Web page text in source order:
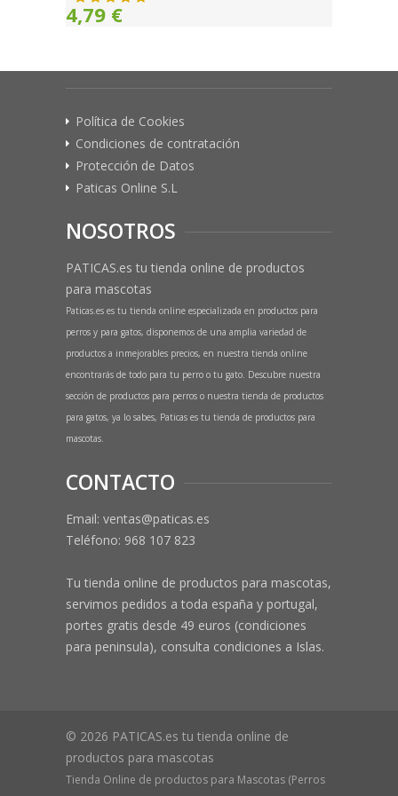
4,79 €
Política de Cookies
Condiciones de contratación
Protección de Datos
Paticas Online S.L
NOSOTROS
PATICAS.es tu tienda online de productos
para mascotas
Paticas.es es tu tienda online especializada en productos para
perros y para gatos, disponemos de una amplia variedad de
productos a inmejorables precios, en nuestra tienda online
encontrarás de todo para tu perro o tu gato. Descubre nuestra
sección de productos para perros o nuestra tienda de productos
para gatos, ya lo sabes, Paticas es tu tienda de productos para
mascotas.
CONTACTO
Email: ventas@paticas.es
Teléfono: 968 107 823
Tu tienda online de productos para mascotas,
servimos pedidos a toda españa y portugal,
portes gratis desde 49 euros (condiciones
para peninsula), consulta condiciones a Islas.
© 2026 PATICAS.es tu tienda online de
productos para mascotas
Tienda Online de productos para Mascotas (Perros